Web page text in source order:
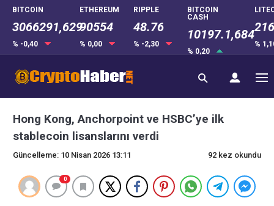
BITCOIN
3066291,629
% -0,40
ETHEREUM
90554
% 0,00
RIPPLE
48.76
% -2,30
BITCOIN
CASH
10197.1,684
% 0,20
%
Hong Kong, Anchorpoint ve HSBC’ye ilk
stablecoin lisanslarını verdi
Güncelleme: 10 Nisan 2026 13:11 92 kez okundu
0